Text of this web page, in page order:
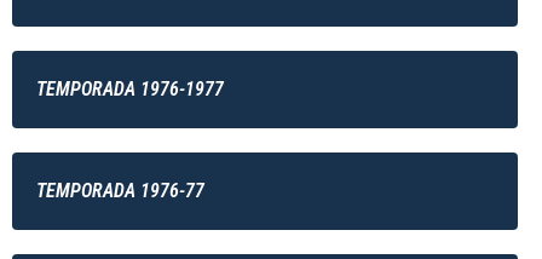
TEMPORADA 1976-1977
TEMPORADA 1976-77